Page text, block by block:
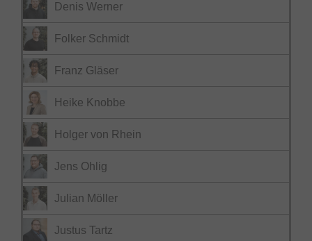
Denis Werner
Folker Schmidt
Franz Gläser
Heike Knobbe
Holger von Rhein
Jens Ohlig
Julian Möller
Justus Tartz